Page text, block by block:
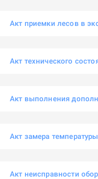
Акт приемки лесов в
Акт технического
Акт выполнения
Акт замера
Акт неисправности